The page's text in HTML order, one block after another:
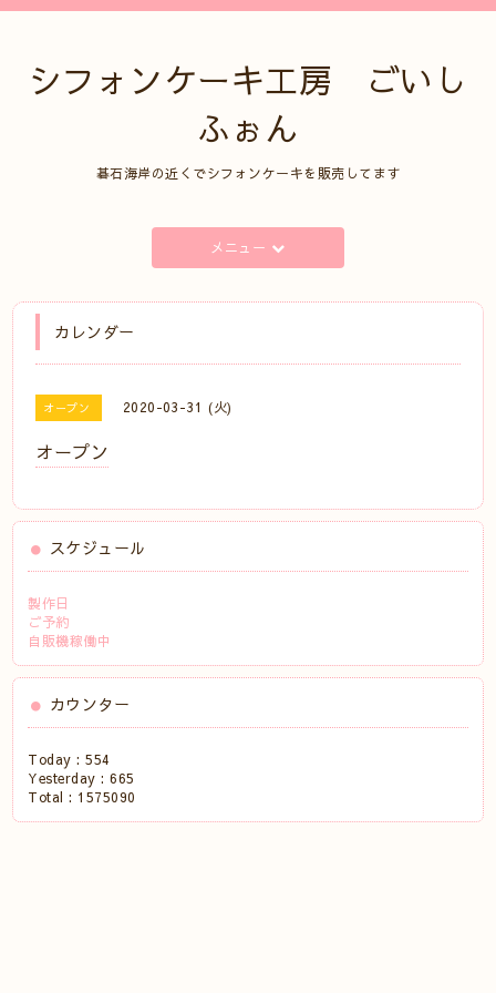
シフォンケーキ工房 ごいし
ふぉん
碁石海岸の近くでシフォンケーキを販売してます
メニュー
カレンダー
オープン 2020-03-31 (火)
オープン
スケジュール
製作日
ご予約
自販機稼働中
カウンター
Today :554
Yesterday :665
Total : 1575090